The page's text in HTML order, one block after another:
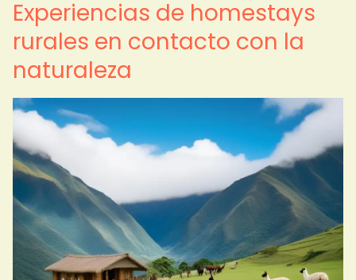
Experiencias de homestays
rurales en contacto con la
naturaleza